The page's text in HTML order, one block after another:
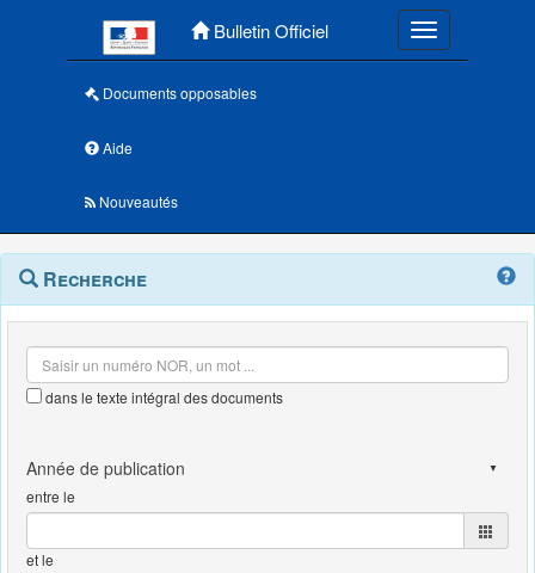
Bulletin Officiel Toggle
Documents opposables
Aide
Nouveautés
Navigation
outils
Menu
contextuel
Recherche
dans le texte intégral des documents
entre le
et le